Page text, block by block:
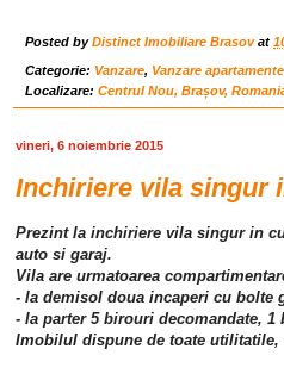
Posted byDistinct Imobiliare Brasov at
Categorie: Vanzare, Vanzare apartamente
Localizare: Centrul Nou, Brașov,
vineri, 6 noiembrie 2015
Inchiriere vila singur
Prezint la inchiriere vila singur in
auto si garaj.
Vila are urmatoarea
- la demisol doua incaperi cu bolte
- la parter 5 birouri decomandate, 1
Imobilul dispune de toate utilitatile,